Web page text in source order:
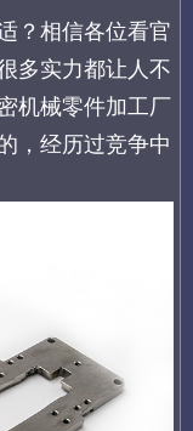
？相信各位看官
多实力都让人不
机械零件加工厂
，经历过竞争中